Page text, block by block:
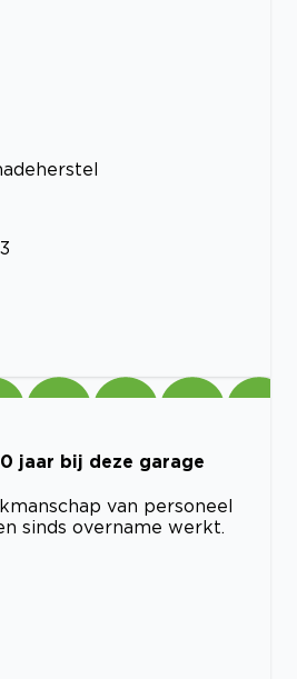
jaar bij deze garage
van personeel
sinds overname werkt.